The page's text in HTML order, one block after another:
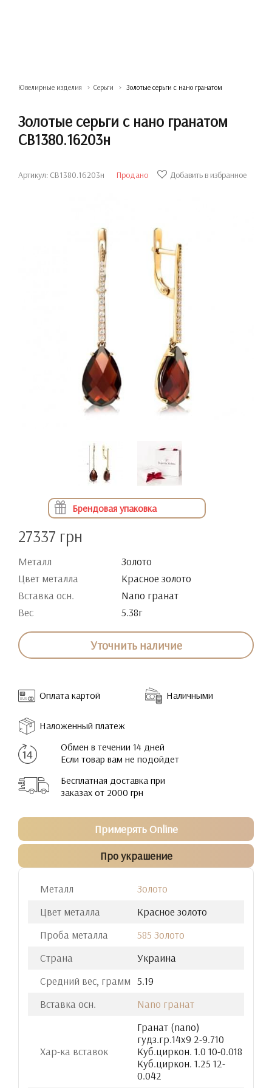
Ювелирные изделия Серьги Золотые серьги с нано гранатом
Золотые серьги с нано гранатом
СВ1380.16203н
Артикул: СВ1380.16203н Продано Добавить в избранное
Брендовая упаковка
27337 грн
Металл
Золото
Цвет металла
Красное золото
Вставка осн.
Nano гранат
Вес
5.38г
Уточнить наличие
Оплата картой Наличными
Наложенный платеж
Обмен в течении 14 дней
Если товар вам не подойдет
Бесплатная доставка при
заказах от 2000 грн
Примерять Online
Про украшение
Металл
Золото
Цвет металла
Красное золото
Проба металла
585 Золото
Страна
Украина
Средний вес, грамм 5.19
Вставка осн.
Nano гранат
Хар-ка вставок
Гранат (nano)
гудз.гр.14х9 2-9.710
Куб.циркон. 1.0 10-0.018
Куб.циркон. 1.25 12-
0.042